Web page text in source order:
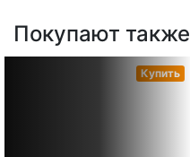
Покупают также
Купить